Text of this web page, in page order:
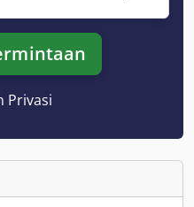
Privasi